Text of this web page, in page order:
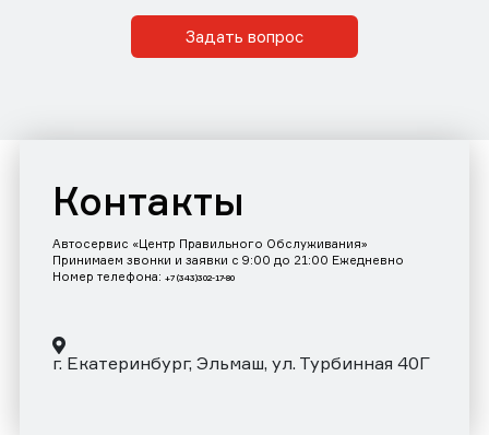
Задать вопрос
Контакты
Автосервис «Центр Правильного Обслуживания»
Принимаем звонки и заявки с 9:00 до 21:00 Ежедневно
Номер телефона: +7 (343)302-17-80
г. Екатеринбург, Эльмаш, ул. Турбинная 40Г